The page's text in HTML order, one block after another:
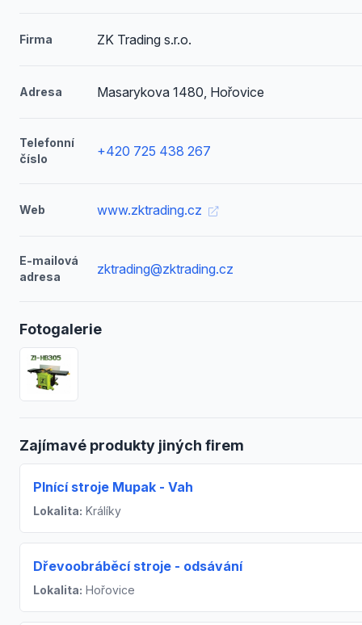
Firma ZK Trading s.r.o.
Adresa Masarykova 1480, Hořovice
Telefonní
číslo
+420 725 438 267
Web www.zktrading.cz
E-mailová
adresa
zktrading@zktrading.cz
Fotogalerie
Zajímavé produkty jiných firem
Plnící stroje Mupak - Vah
Lokalita: Králíky
Dřevoobráběcí stroje - odsávání
Lokalita: Hořovice